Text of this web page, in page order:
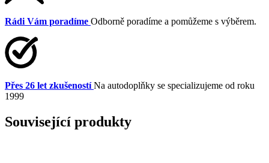
Rádi Vám poradíme Odborně poradíme a pomůžeme s výběrem.
Přes 26 let zkušeností Na autodoplňky se specializujeme od roku
1999
Související produkty